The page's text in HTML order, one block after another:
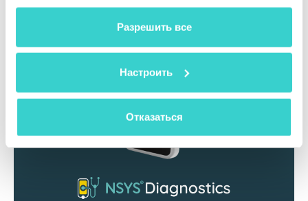
данными, которые они получили при использовании
Разрешить все
Настроить
Отказаться